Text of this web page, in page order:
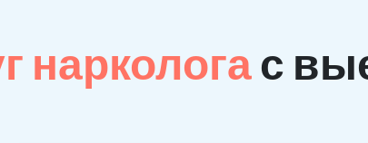
наркологас